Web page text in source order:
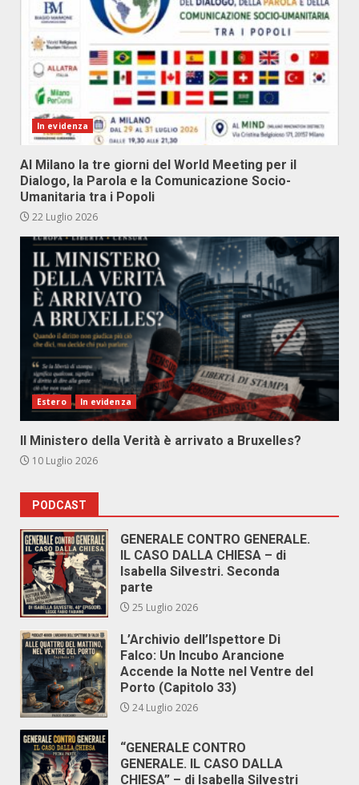
In evidenza
Al Milano la tre giorni del World Meeting per il
Dialogo, la Parola e la Comunicazione Socio-
Umanitaria tra i Popoli
22 Luglio 2026
Estero In evidenza
Il Ministero della Verità è arrivato a Bruxelles?
10 Luglio 2026
PODCAST
GENERALE CONTRO GENERALE.
IL CASO DALLA CHIESA – di
Isabella Silvestri. Seconda
parte
25 Luglio 2026
L’Archivio dell’Ispettore Di
Falco: Un Incubo Arancione
Accende la Notte nel Ventre del
Porto (Capitolo 33)
24 Luglio 2026
“GENERALE CONTRO
GENERALE. IL CASO DALLA
CHIESA” – di Isabella Silvestri